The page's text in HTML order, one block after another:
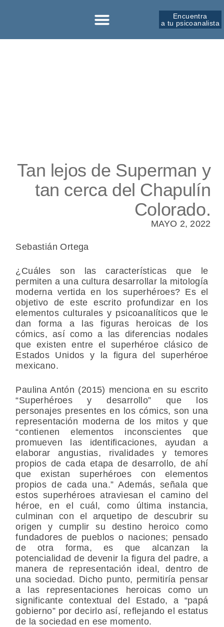
Encuentra
a tu psicoanalista
Tan lejos de Superman y
tan cerca del Chapulín
Colorado.
MAYO 2, 2022
Sebastián Ortega
¿Cuáles son las características que le
permiten a una cultura desarrollar la mitología
moderna vertida en los superhéroes? Es el
objetivo de este escrito profundizar en los
elementos culturales y psicoanalíticos que le
dan forma a las figuras heroicas de los
cómics, así como a las diferencias nodales
que existen entre el superhéroe clásico de
Estados Unidos y la figura del superhéroe
mexicano.
Paulina Antón (2015) menciona en su escrito
“Superhéroes y desarrollo” que los
personajes presentes en los cómics, son una
representación moderna de los mitos y que
“contienen elementos inconscientes que
promueven las identificaciones, ayudan a
elaborar angustias, rivalidades y temores
propios de cada etapa de desarrollo, de ahí
que existan superhéroes con elementos
propios de cada una.” Además, señala que
estos superhéroes atraviesan el camino del
héroe, en el cuál, como última instancia,
culminan con el arquetipo de descubrir su
origen y cumplir su destino heroico como
fundadores de pueblos o naciones; pensado
de otra forma, es que alcanzan la
potencialidad de devenir la figura del padre, a
manera de representación ideal, dentro de
una sociedad. Dicho punto, permitiría pensar
a las representaciones heroicas como un
significante contextual del Estado, a “papá
gobierno” por decirlo así, reflejando el estatus
de la sociedad en ese momento.